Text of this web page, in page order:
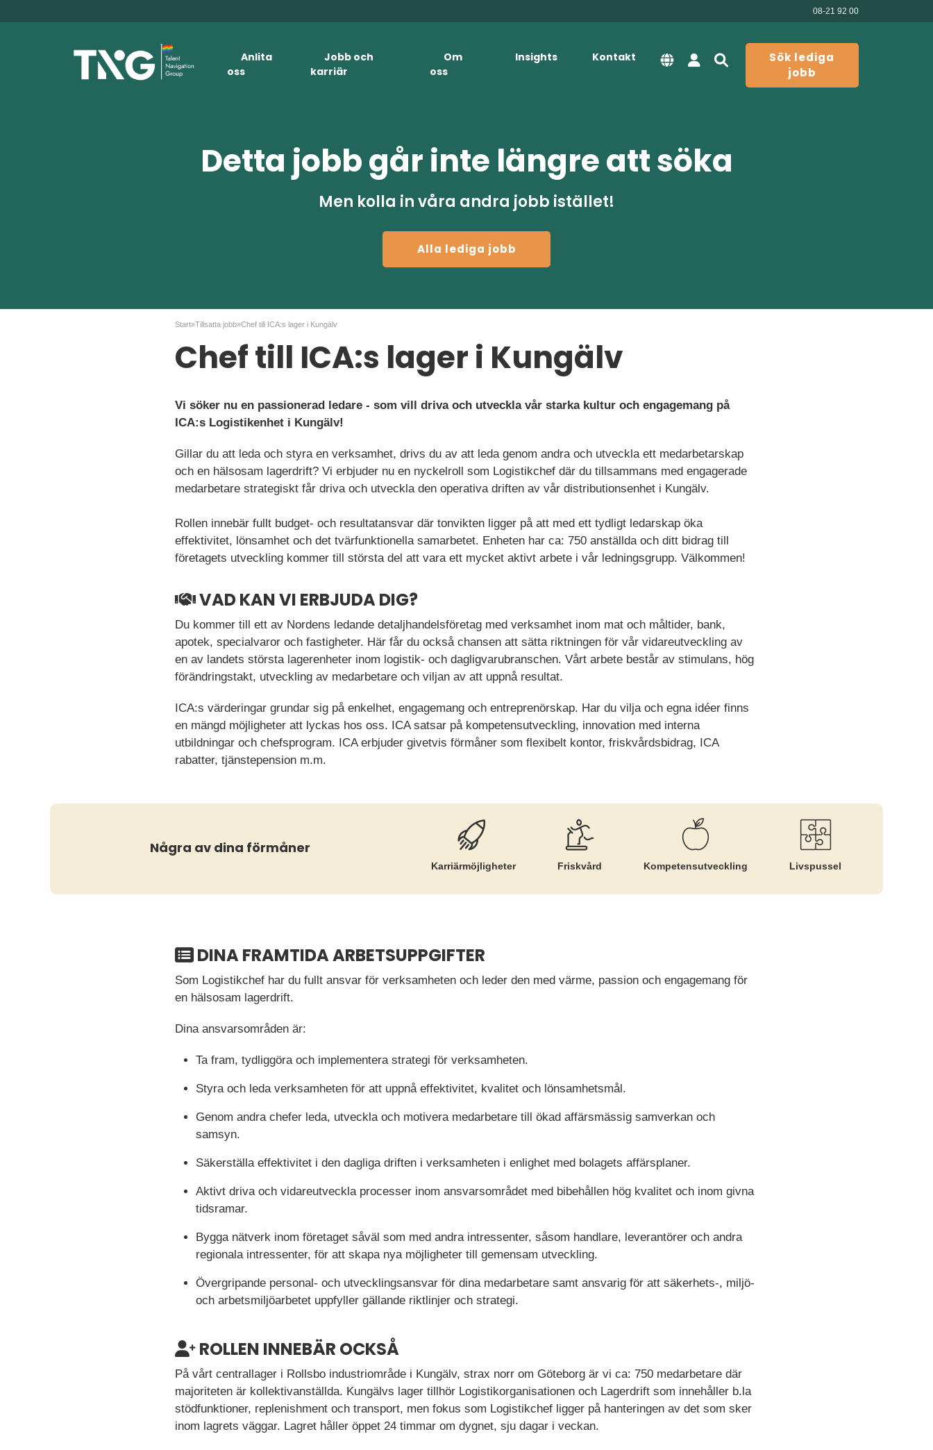
08-21 92 00
Anlita
oss
Jobb och
karriär
Om
oss
Insights Kontakt
Sök lediga
jobb
Detta jobb går inte längre att söka
Men kolla in våra andra jobb istället!
Alla lediga jobb
Start»Tillsatta jobb»Chef till ICA:s lager i Kungälv
Chef till ICA:s lager i Kungälv
Vi söker nu en passionerad ledare - som vill driva och utveckla vår starka kultur och engagemang på
ICA:s Logistikenhet i Kungälv!
Gillar du att leda och styra en verksamhet, drivs du av att leda genom andra och utveckla ett medarbetarskap
och en hälsosam lagerdrift? Vi erbjuder nu en nyckelroll som Logistikchef där du tillsammans med engagerade
medarbetare strategiskt får driva och utveckla den operativa driften av vår distributionsenhet i Kungälv.
Rollen innebär fullt budget- och resultatansvar där tonvikten ligger på att med ett tydligt ledarskap öka
effektivitet, lönsamhet och det tvärfunktionella samarbetet. Enheten har ca: 750 anställda och ditt bidrag till
företagets utveckling kommer till största del att vara ett mycket aktivt arbete i vår ledningsgrupp. Välkommen!
VAD KAN VI ERBJUDA DIG?
Du kommer till ett av Nordens ledande detaljhandelsföretag med verksamhet inom mat och måltider, bank,
apotek, specialvaror och fastigheter. Här får du också chansen att sätta riktningen för vår vidareutveckling av
en av landets största lagerenheter inom logistik- och dagligvarubranschen. Vårt arbete består av stimulans, hög
förändringstakt, utveckling av medarbetare och viljan av att uppnå resultat.
ICA:s värderingar grundar sig på enkelhet, engagemang och entreprenörskap. Har du vilja och egna idéer finns
en mängd möjligheter att lyckas hos oss. ICA satsar på kompetensutveckling, innovation med interna
utbildningar och chefsprogram. ICA erbjuder givetvis förmåner som flexibelt kontor, friskvårdsbidrag, ICA
rabatter, tjänstepension m.m.
Några av dina förmåner
Karriär­möjligheter Friskvård Kompetens­utveckling Livspussel
DINA FRAMTIDA ARBETSUPPGIFTER
Som Logistikchef har du fullt ansvar för verksamheten och leder den med värme, passion och engagemang för
en hälsosam lagerdrift.
Dina ansvarsområden är:
Ta fram, tydliggöra och implementera strategi för verksamheten.
Styra och leda verksamheten för att uppnå effektivitet, kvalitet och lönsamhetsmål.
Genom andra chefer leda, utveckla och motivera medarbetare till ökad affärsmässig samverkan och
samsyn.
Säkerställa effektivitet i den dagliga driften i verksamheten i enlighet med bolagets affärsplaner.
Aktivt driva och vidareutveckla processer inom ansvarsområdet med bibehållen hög kvalitet och inom givna
tidsramar.
Bygga nätverk inom företaget såväl som med andra intressenter, såsom handlare, leverantörer och andra
regionala intressenter, för att skapa nya möjligheter till gemensam utveckling.
Övergripande personal- och utvecklingsansvar för dina medarbetare samt ansvarig för att säkerhets-, miljö-
och arbetsmiljöarbetet uppfyller gällande riktlinjer och strategi.
ROLLEN INNEBÄR OCKSÅ
På vårt centrallager i Rollsbo industriområde i Kungälv, strax norr om Göteborg är vi ca: 750 medarbetare där
majoriteten är kollektivanställda. Kungälvs lager tillhör Logistikorganisationen och Lagerdrift som innehåller b.la
stödfunktioner, replenishment och transport, men fokus som Logistikchef ligger på hanteringen av det som sker
inom lagrets väggar. Lagret håller öppet 24 timmar om dygnet, sju dagar i veckan.